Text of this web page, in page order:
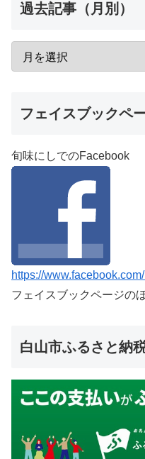
過去記事（月別）
フェイスブックペ
旬味にしでのFacebook
https://
フェイスブックページの
白山市ふるさと納